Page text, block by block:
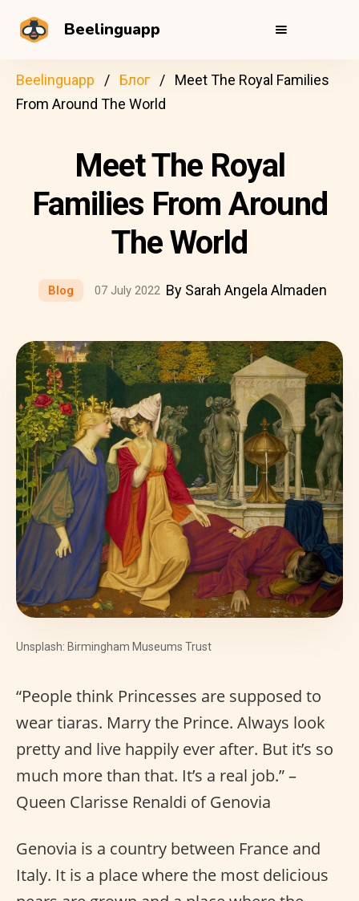
Beelinguapp
Beelinguapp Блог
Meet The Royal Families
From Around The World
Meet The Royal
Families From Around
The World
Blog 07 July 2022 By Sarah Angela Almaden
Unsplash: Birmingham Museums Trust
“People think Princesses are supposed to
wear tiaras. Marry the Prince. Always look
pretty and live happily ever after. But it’s so
much more than that. It’s a real job.” –
Queen Clarisse Renaldi of Genovia
Genovia is a country between France and
Italy. It is a place where the most delicious